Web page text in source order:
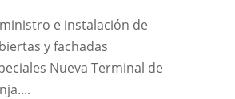
e instalación de
y fachadas
Nueva Terminal de